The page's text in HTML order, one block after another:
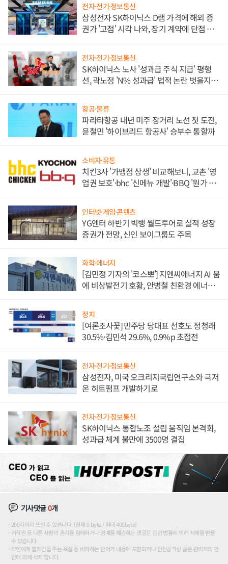
전자·전기·정보통신
삼성전자 SK하이닉스 D램 가격에 해외 증
권가 '고점' 시각 나와, 장기 계약에 단점 부
전자·전기·정보통신
SK하이닉스 노사 '성과급 주식 지급' 평행
선, 곽노정 'N% 성과급' 법적 논란 벗을지 주
항공·물류
파라타항공 내년 미주 장거리 노선 첫 도전,
윤철민 '하이브리드 항공사' 승부수 통할까
소비자·유통
치킨3사 '가맹점 상생' 비교해보니, 교촌 '영
업권 보호'·bhc '신메뉴 개발'·BBQ '원가 부
인터넷·게임·콘텐츠
YG엔터 하반기 빅뱅 월드투어로 실적 성장
증권가 전망, 신인 보이그룹도 주목
화학·에너지
[김민정 기자의 '코스뽀'] 지엔씨에너지 AI 붐
에 비상발전기 호황, 안병철 친환경 에너지
정치
[여론조사꽃] 민주당 당대표 선호도 정청래
30.5%·김민석 29.6%, 0.9%p 초접전
전자·전기·정보통신
삼성전자, 미국 오크리지국립연구소와 극저
온 히트펌프 개발하기로
전자·전기·정보통신
SK하이닉스 통합노조 설립 움직임 본격화,
성과급 체계 불만에 3500명 결집
기사댓글0개
200자까지 쓰실 수 있습니다. (현재 0 byte / 최대 400byte)
저작권 등 다른 사람의 권리를 침해하거나 명예를 훼손하는 댓글은 관련 법률에 의해 제재를 받을
수 있습니다.
타인에게 불쾌감을 주는 욕설 등 비하하는 단어가 내용에 포함되거나 인신공격성 글은 관리자의 판
단에 의해 삭제 합니다.